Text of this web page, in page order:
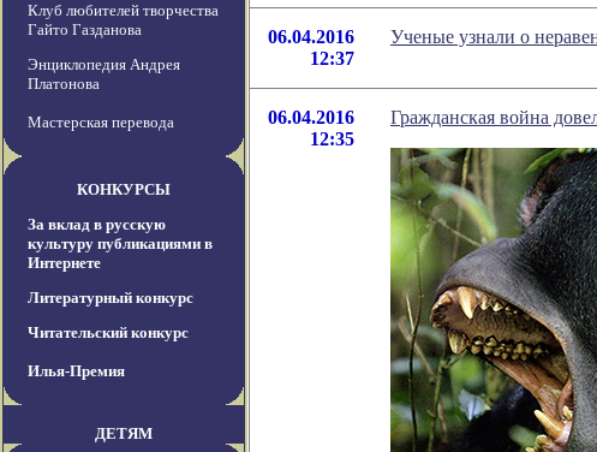
Клуб любителей творчества
Гайто Газданова
Энциклопедия Андрея
Платонова
Мастерская перевода
КОНКУРСЫ
За вклад в русскую
культуру публикациями в
Интернете
Литературный конкурс
Читательский конкурс
Илья-Премия
ДЕТЯМ
06.04.2016
12:37
Ученые узнали о
06.04.2016
12:35
Гражданская война